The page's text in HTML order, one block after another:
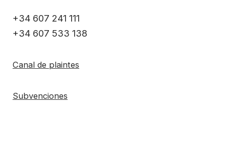
+34 607 241 111
+34 607 533 138
Canal de plaintes
Subvenciones